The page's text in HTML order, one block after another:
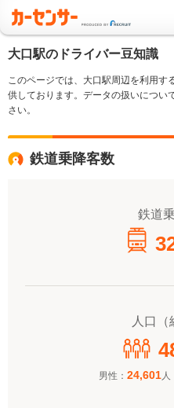
大口駅のドライバー豆知識
このページでは、大口駅周辺を利用す
供しております。データの扱いについ
さい。
鉄道乗降客数
鉄道
人口（
男性： 24,601人